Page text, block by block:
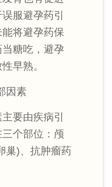
服避孕药引
将避孕药保
糖吃，避孕
早熟。
因素
要由疾病引
个部位：颅
巢)、抗肿瘤药